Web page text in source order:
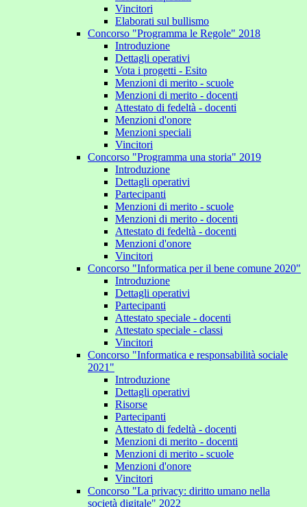
Vincitori
Elaborati sul bullismo
Concorso "Programma le Regole" 2018
Introduzione
Dettagli operativi
Vota i progetti - Esito
Menzioni di merito - scuole
Menzioni di merito - docenti
Attestato di fedeltà - docenti
Menzioni d'onore
Menzioni speciali
Vincitori
Concorso "Programma una storia" 2019
Introduzione
Dettagli operativi
Partecipanti
Menzioni di merito - scuole
Menzioni di merito - docenti
Attestato di fedeltà - docenti
Menzioni d'onore
Vincitori
Concorso "Informatica per il bene comune 2020"
Introduzione
Dettagli operativi
Partecipanti
Attestato speciale - docenti
Attestato speciale - classi
Vincitori
Concorso "Informatica e responsabilità sociale
2021"
Introduzione
Dettagli operativi
Risorse
Partecipanti
Attestato di fedeltà - docenti
Menzioni di merito - docenti
Menzioni di merito - scuole
Menzioni d'onore
Vincitori
Concorso "La privacy: diritto umano nella
società digitale" 2022